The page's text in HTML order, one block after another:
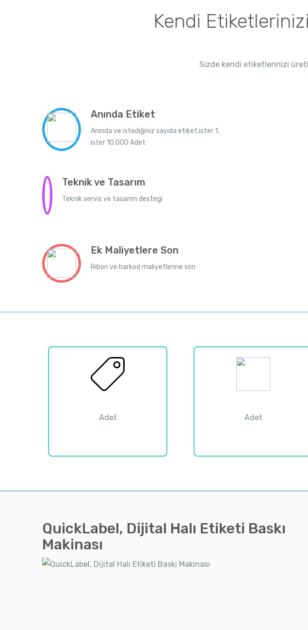
Kendi Etiketlerinizi
Sizde kendi etiketlerinizi
Anında Etiket
Anında ve istediğiniz sayıda etiket,ister 1,
ister 10.000 Adet
Teknik ve Tasarım
Teknik servis ve tasarım destegi
Ek Maliyetlere Son
Ribon ve barkod maliyetlerine son
Adet Adet
QuickLabel, Dijital Halı Etiketi Baskı
Makinası